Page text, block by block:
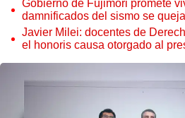
Gobierno de Fujimori promete
damnificados del sismo se
Javier Milei: docentes de
el honoris causa otorgado al